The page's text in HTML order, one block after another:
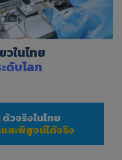
วในไทย
ดับโลก
วจริงในไทย
ละพิสูจน์ได้จริง